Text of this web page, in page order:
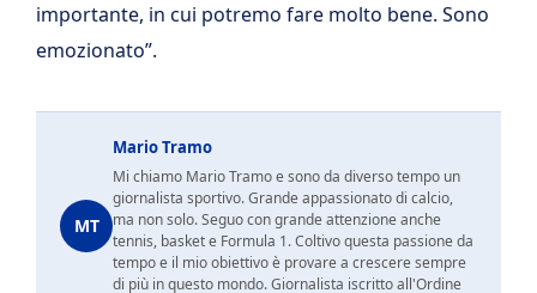
importante, in cui potremo fare molto bene. Sono
emozionato”.
MT
Mario Tramo
Mi chiamo Mario Tramo e sono da diverso tempo un
giornalista sportivo. Grande appassionato di calcio,
ma non solo. Seguo con grande attenzione anche
tennis, basket e Formula 1. Coltivo questa passione da
tempo e il mio obiettivo è provare a crescere sempre
di più in questo mondo. Giornalista iscritto all'Ordine